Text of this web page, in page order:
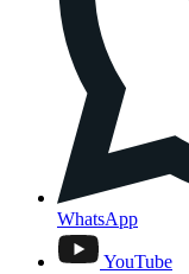
WhatsApp
YouTube